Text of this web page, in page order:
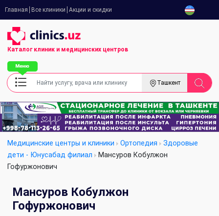
Главная Все клиники Акции и скидки
Каталог клиник и медицинских центров
Ташкент
Медицинские центры и клиники Ортопедия
Здоровые
дети - Юнусабад филиал
Мансуров Кобулжон
Гофуржонович
Мансуров Кобулжон
Гофуржонович